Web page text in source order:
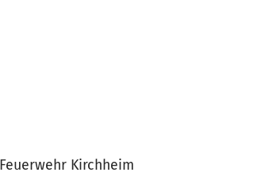
Kirchheim